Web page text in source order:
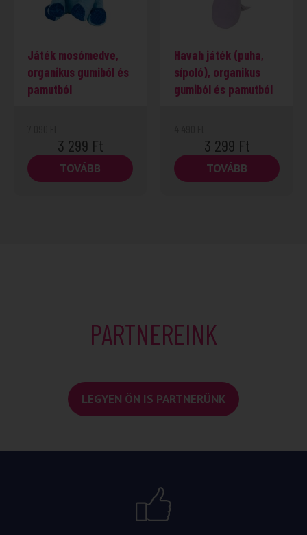
Játék mosómedve,
organikus gumiból és
pamutból
3 299 Ft
TOVÁBB
Havah játék (puha,
sípoló), organikus
gumiból és pamutból
3 299 Ft
TOVÁBB
PARTNEREINK
LEGYEN ÖN IS PARTNERÜNK